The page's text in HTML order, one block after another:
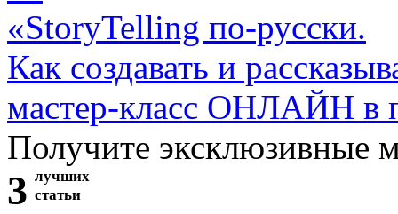
«StoryTelling по-русски.
Как создавать и
мастер-класс ОНЛАЙН в
Получите эксклюзивные
3 лучших
статьи